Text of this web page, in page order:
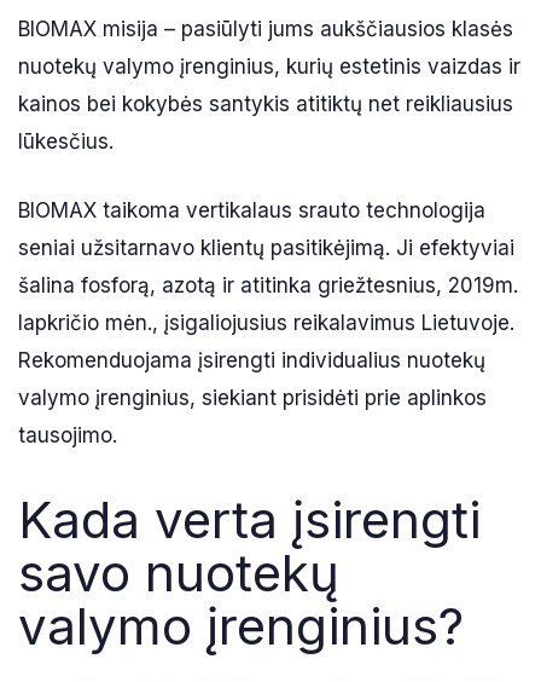
BIOMAX misija – pasiūlyti jums aukščiausios klasės
nuotekų valymo įrenginius, kurių estetinis vaizdas ir
kainos bei kokybės santykis atitiktų net reikliausius
lūkesčius.
BIOMAX taikoma vertikalaus srauto technologija
seniai užsitarnavo klientų pasitikėjimą. Ji efektyviai
šalina fosforą, azotą ir atitinka griežtesnius, 2019m.
lapkričio mėn., įsigaliojusius reikalavimus Lietuvoje.
Rekomenduojama įsirengti individualius nuotekų
valymo įrenginius, siekiant prisidėti prie aplinkos
tausojimo.
Kada verta įsirengti
savo nuotekų
valymo įrenginius?